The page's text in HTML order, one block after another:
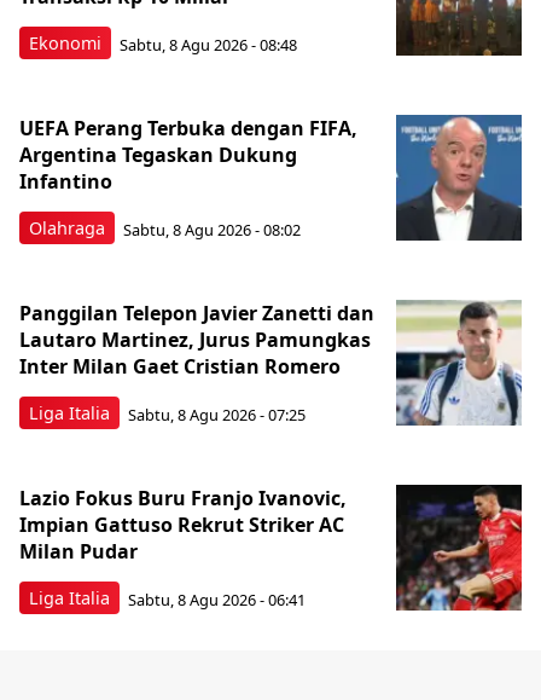
Ekonomi Sabtu, 8 Agu 2026 - 08:48
Olahraga
UEFA Perang Terbuka dengan FIFA,
Argentina Tegaskan Dukung
Infantino
Sabtu, 8 Agu 2026 - 08:02
Liga Italia
Panggilan Telepon Javier Zanetti dan
Lautaro Martinez, Jurus Pamungkas
Inter Milan Gaet Cristian Romero
Sabtu, 8 Agu 2026 - 07:25
Liga Italia
Lazio Fokus Buru Franjo Ivanovic,
Impian Gattuso Rekrut Striker AC
Milan Pudar
Sabtu, 8 Agu 2026 - 06:41